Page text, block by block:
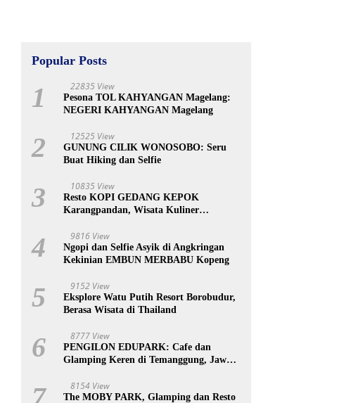
Popular Posts
1 22835 View
Pesona TOL KAHYANGAN Magelang:
NEGERI KAHYANGAN Magelang
2 12525 View
GUNUNG CILIK WONOSOBO: Seru
Buat Hiking dan Selfie
3 10835 View
Resto KOPI GEDANG KEPOK
Karangpandan, Wisata Kuliner
4 9816 View
Ngopi dan Selfie Asyik di Angkringan
Kekinian EMBUN MERBABU Kopeng
5 9152 View
Eksplore Watu Putih Resort Borobudur,
Berasa Wisata di Thailand
6 8777 View
PENGILON EDUPARK: Cafe dan
Glamping Keren di Temanggung, Jawa
8154 View
The MOBY PARK, Glamping dan Resto